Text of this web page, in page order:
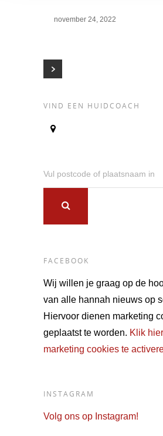
november 24, 2022
VIND EEN HUIDCOACH
Vul postcode of plaatsnaam in
FACEBOOK
Wij willen je graag op de
van alle hannah nieuws op
Hiervoor dienen marketing
geplaatst te worden. Klik
marketing cookies te
INSTAGRAM
Volg ons op Instagram!